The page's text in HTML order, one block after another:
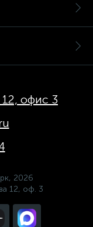
офис 3
2026
12, оф. 3